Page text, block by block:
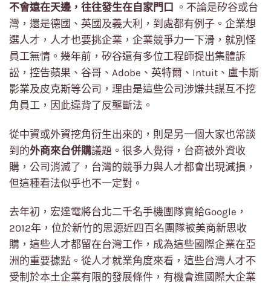
不會遠在天邊，往往發生在自家門口
。不論是矽谷或台
灣，還是德國、英國及義大利，到處都有例子。企業想
選人才，人才也要挑企業，企業競爭力一下滑，就別怪
員工無情。幾年前，矽谷還有多位工程師提出集體訴
訟，控告蘋果、谷哥、Adobe、英特爾、Intuit、盧卡斯
影業及皮克斯等公司，理由是這些公司涉嫌共謀互不挖
角員工，因此違背了反壟斷法。
從中資或外資挖角衍生出來的，則是另一個大家也常談
到的外商來台併購議題。很多人覺得，台商被外資收
購，公司消滅了，台灣的競爭力與人才都會出現減損，
但這種看法似乎也不一定對。
去年初，宏達電將台北二千名手機團隊賣給Google，
2012年，位於新竹的思源近四百名團隊被美商新思收
購，這些人才都留在台灣工作，成為這些國際企業在亞
洲的重要據點。從人才就業角度來看，這些台灣人才不
受制於本土企業有限的發展條件，有機會進國際大企業